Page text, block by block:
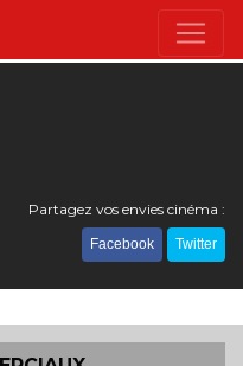
Partagez vos envies cinéma :
Facebook Twitter